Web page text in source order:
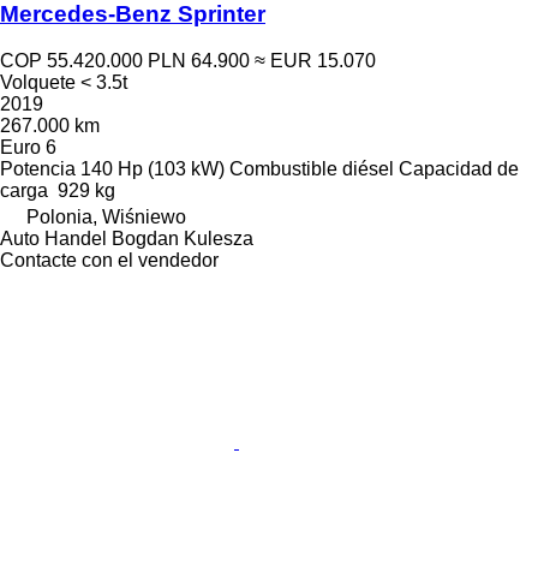
Mercedes-Benz Sprinter
COP 55.420.000 PLN 64.900 ≈ EUR 15.070
Volquete < 3.5t
2019
267.000 km
Euro 6
Potencia 140 Hp (103 kW) Combustible diésel Capacidad de
carga 929 kg
Polonia, Wiśniewo
Auto Handel Bogdan Kulesza
Contacte con el vendedor